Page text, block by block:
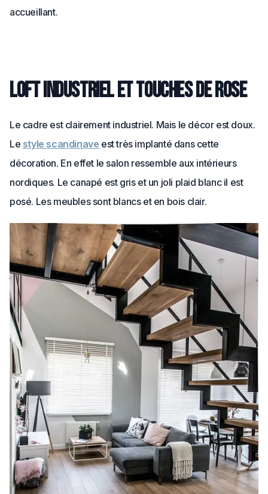
accueillant.
Loft industriel et touches de rose
Le cadre est clairement industriel. Mais le décor est doux.
Le style scandinave est très implanté dans cette
décoration. En effet le salon ressemble aux intérieurs
nordiques. Le canapé est gris et un joli plaid blanc il est
posé. Les meubles sont blancs et en bois clair.